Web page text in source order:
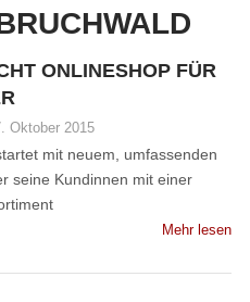
ONLINESHOP FÜR
Oktober 2015
mit neuem, umfassenden
seine Kundinnen mit einer
Mehr lesen